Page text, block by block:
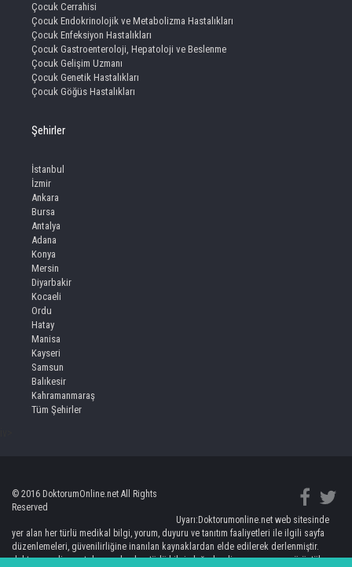
Çocuk Cerrahisi
Çocuk Endokrinolojik ve Metabolizma Hastalıkları
Çocuk Enfeksiyon Hastalıkları
Çocuk Gastroenteroloji, Hepatoloji ve Beslenme
Çocuk Gelişim Uzmanı
Çocuk Genetik Hastalıkları
Çocuk Göğüs Hastalıkları
Şehirler
İstanbul
İzmir
Ankara
Bursa
Antalya
Adana
Konya
Mersin
Diyarbakir
Kocaeli
Ordu
Hatay
Manisa
Kayseri
Samsun
Balıkesir
Kahramanmaraş
Tüm Şehirler
© 2016 DoktorumOnline.net All Rights
Reserved
Uyarı:Doktorumonline.net web sitesinde
yer alan her türlü medikal bilgi, yorum, duyuru ve tanıtım faaliyetleri ile ilgili sayfa
düzenlemeleri, güvenilirliğine inanılan kaynaklardan elde edilerek derlenmiştir.
doktorumonline.net de yer alan her türlü bilgi, değerlendirme, yorum ve görüntüler